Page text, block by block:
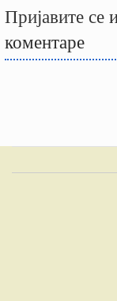
Пријавите се
коментаре